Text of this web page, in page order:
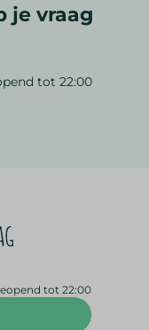
je vraag
tot 22:00
tot 22:00